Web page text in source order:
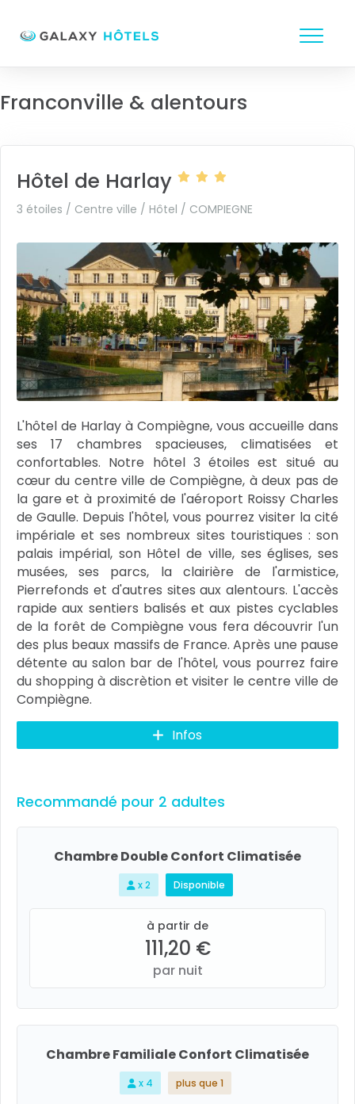
Franconville & alentours
Hôtel de Harlay
3 étoiles / Centre ville / Hôtel / COMPIEGNE
L'hôtel de Harlay à Compiègne, vous accueille dans
ses 17 chambres spacieuses, climatisées et
confortables. Notre hôtel 3 étoiles est situé au
cœur du centre ville de Compiègne, à deux pas de
la gare et à proximité de l'aéroport Roissy Charles
de Gaulle. Depuis l'hôtel, vous pourrez visiter la cité
impériale et ses nombreux sites touristiques : son
palais impérial, son Hôtel de ville, ses églises, ses
musées, ses parcs, la clairière de l'armistice,
Pierrefonds et d'autres sites aux alentours. L'accès
rapide aux sentiers balisés et aux pistes cyclables
de la forêt de Compiègne vous fera découvrir l'un
des plus beaux massifs de France. Après une pause
détente au salon bar de l'hôtel, vous pourrez faire
du shopping à discrètion et visiter le centre ville de
Compiègne.
Infos
Recommandé pour 2 adultes
Chambre Double Confort Climatisée
x 2 Disponible
à partir de
111,20 €
par nuit
Chambre Familiale Confort Climatisée
x 4 plus que 1